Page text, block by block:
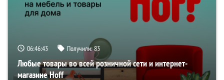
06:46:42 Получили:83
Любые товары во всей розничной сети и интернет-
магазине Hoff